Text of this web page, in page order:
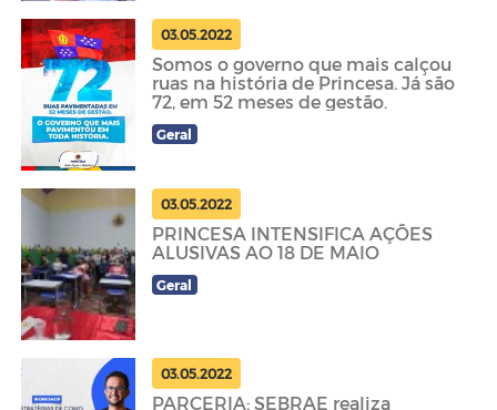
03.05.2022
Somos o governo que mais calçou
ruas na história de Princesa. Já são
72, em 52 meses de gestão.
Geral
03.05.2022
PRINCESA INTENSIFICA AÇÕES
ALUSIVAS AO 18 DE MAIO
Geral
03.05.2022
PARCERIA: SEBRAE realiza